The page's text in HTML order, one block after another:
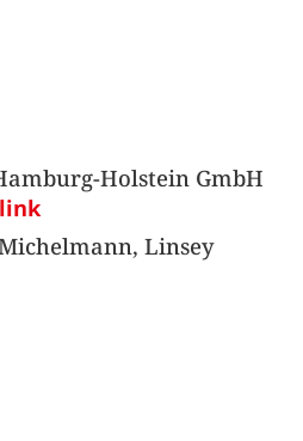
Holstein GmbH
Linsey